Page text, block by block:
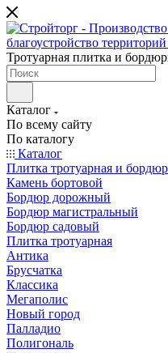
Тротуарная плитка и
Каталог
По всему сайту
По каталогу
Каталог
Плитка тротуарная и
Камень бортовой
Бордюр дорожный
Бордюр магистральный
Бордюр садовый
Плитка тротуарная
Антика
Брусчатка
Классика
Мегаполис
Новый город
Палладио
Полигональ